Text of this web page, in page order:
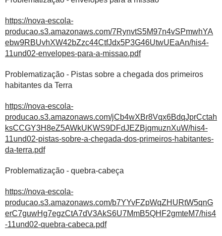
https://nova-escola-
producao.s3.amazonaws.com/7RynvtS5M97n4vSPmwhYA
ebw9RBUvhXW42bZzc44CtfJdx5P3G46UtwUEaAn/his4-
11und02-envelopes-para-a-missao.pdf
Problematização - Pistas sobre a chegada dos primeiros
habitantes da Terra
https://nova-escola-
producao.s3.amazonaws.com/jCb4wXBr8Vqx6BdqJprCctah
ksCCGY3H8eZ5AWkUKWS9DFdJEZBjqmuznXuW/his4-
11und02-pistas-sobre-a-chegada-dos-primeiros-habitantes-
da-terra.pdf
Problematização - quebra-cabeça
https://nova-escola-
producao.s3.amazonaws.com/b7YYvFZpWqZHURtW5qnG
erC7guwHg7egzCtA7dV3AkS6U7MmB5QHF2gmteM7/his4
-11und02-quebra-cabeca.pdf